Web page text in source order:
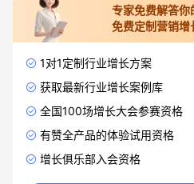
专家免费解答你
免费定制营销增
1对1定制行业增长方案
获取最新行业增长案例库
全国100场增长大会参赛资格
有赞全产品的体验试用资格
增长俱乐部入会资格